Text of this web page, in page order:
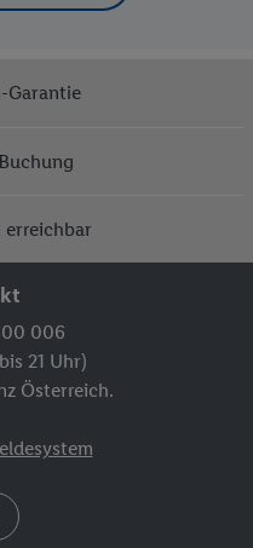
Garantie
erreichbar
006
21 Uhr)
Österreich.